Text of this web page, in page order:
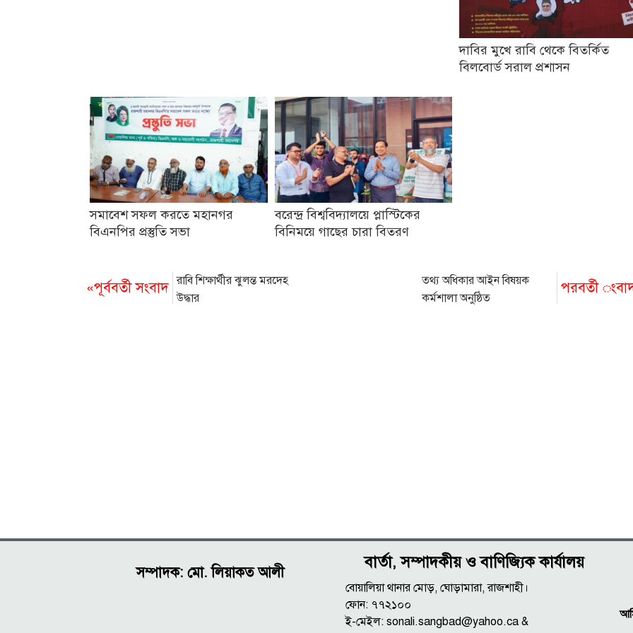
দাবির মুখে রাবি থেকে বিতর্কিত
বিলবোর্ড সরাল প্রশাসন
সমাবেশ সফল করতে মহানগর
বিএনপির প্রস্তুতি সভা
বরেন্দ্র বিশ্ববিদ্যালয়ে প্লাস্টিকের
বিনিময়ে গাছের চারা বিতরণ
«পূর্ববর্তী সংবাদ রাবি শিক্ষার্থীর ঝুলন্ত মরদেহ
উদ্ধার
পরবর্তী
তথ্য অধিকার আইন বিষয়ক
কর্মশালা অনুষ্ঠিত
সম্পাদক: মো. লিয়াকত আলী
বার্তা, সম্পাদকীয় ও বাণিজ্যিক কার্যালয়
বোয়ালিয়া থানার মোড়, ঘোড়ামারা, রাজশাহী।
ফোন: ৭৭২১০০
ই-মেইল: sonali.sangbad@yahoo.ca &